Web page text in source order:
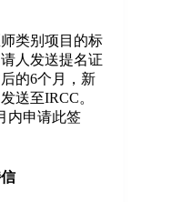
类别项目的标
人发送提名证
的6个月，新
送至IRCC。
内申请此签